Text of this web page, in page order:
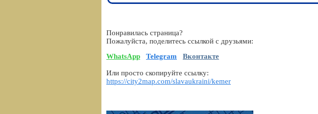
Понравилась страница?
Пожалуйста, поделитесь ссылкой с друзьями:
WhatsApp
Telegram Вконтакте
Или просто скопируйте ссылку:
https://city2map.com/slavaukraini/kemer